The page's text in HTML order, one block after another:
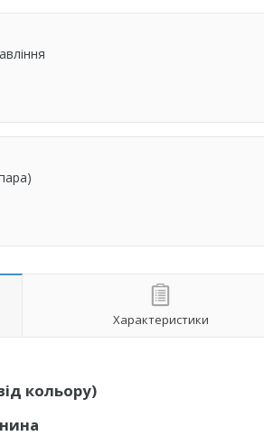
Характеристики
кольору)